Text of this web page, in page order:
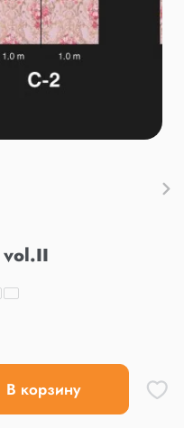
vol.II
В корзину